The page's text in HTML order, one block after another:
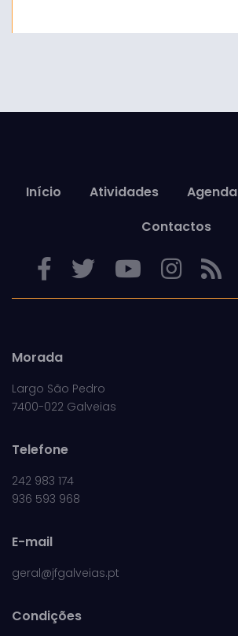
Início Atividades Agenda
Contactos
Morada
Largo São Pedro
7400-022 Galveias
Telefone
242 983 174
936 593 968
E-mail
geral@jfgalveias.pt
Condições